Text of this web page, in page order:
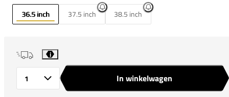
36.5 inch 37.5 inch 38.5 inch
i
In winkelwagen